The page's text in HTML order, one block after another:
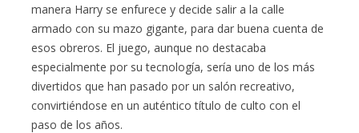
manera Harry se enfurece y decide salir a la calle
armado con su mazo gigante, para dar buena cuenta de
esos obreros. El juego, aunque no destacaba
especialmente por su tecnología, sería uno de los más
divertidos que han pasado por un salón recreativo,
convirtiéndose en un auténtico título de culto con el
paso de los años.